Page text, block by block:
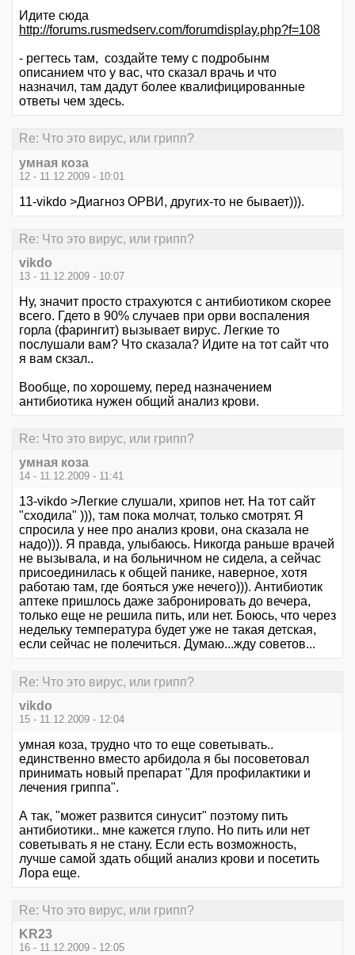
Идите сюда
http://forums.rusmedserv.com/forumdisplay.php?f=108
- регтесь там, создайте тему с подробынм
описанием что у вас, что сказал врачь и что
назначил, там дадут более квалифицированные
ответы чем здесь.
Re: Что это вирус, или грипп?
умная коза
12 - 11.12.2009 - 10:01
11-vikdo >Диагноз ОРВИ, других-то не бывает))).
Re: Что это вирус, или грипп?
vikdo
13 - 11.12.2009 - 10:07
Ну, значит просто страхуются с антибиотиком скорее
всего. Гдето в 90% случаев при орви воспаления
горла (фарингит) вызывает вирус. Легкие то
послушали вам? Что сказала? Идите на тот сайт что
я вам скзал..
Вообще, по хорошему, перед назначением
антибиотика нужен общий анализ крови.
Re: Что это вирус, или грипп?
умная коза
14 - 11.12.2009 - 11:41
13-vikdo >Легкие слушали, хрипов нет. На тот сайт
"сходила" ))), там пока молчат, только смотрят. Я
спросила у нее про анализ крови, она сказала не
надо))). Я правда, улыбаюсь. Никогда раньше врачей
не вызывала, и на больничном не сидела, а сейчас
присоединилась к общей панике, наверное, хотя
работаю там, где бояться уже нечего))). Антибиотик
аптеке пришлось даже забронировать до вечера,
только еще не решила пить, или нет. Боюсь, что через
недельку температура будет уже не такая детская,
если сейчас не полечиться. Думаю...жду советов...
Re: Что это вирус, или грипп?
vikdo
15 - 11.12.2009 - 12:04
умная коза, трудно что то еще советывать..
единственно вместо арбидола я бы посоветовал
принимать новый препарат "Для профилактики и
лечения гриппа".
А так, "может развится синусит" поэтому пить
антибиотики.. мне кажется глупо. Но пить или нет
советывать я не стану. Если есть возможность,
лучше самой здать общий анализ крови и посетить
Лора еще.
Re: Что это вирус, или грипп?
KR23
16 - 11.12.2009 - 12:05